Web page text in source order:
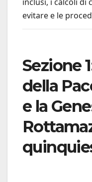
evitare e le
Sezione
della
e la